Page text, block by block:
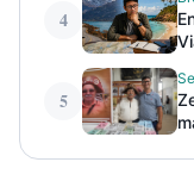
4
5